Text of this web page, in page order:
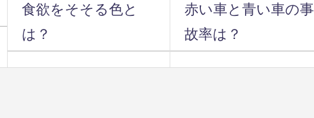
食欲をそそる色と
は？
赤い車と青い車の事
故率は？